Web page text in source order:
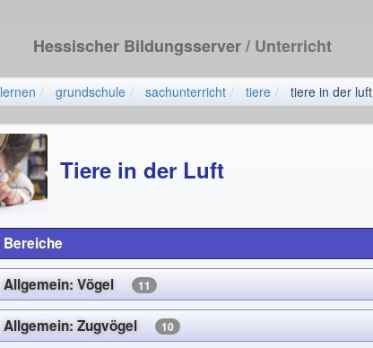
Hessischer Bildungsserver/ Unterricht
lernen grundschule sachunterricht tiere tiere in der luft
Tiere in der Luft
Bereiche
Allgemein: Vögel 11
Allgemein: Zugvögel 10